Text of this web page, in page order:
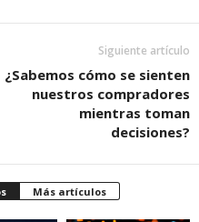
Siguiente artículo
¿Sabemos cómo se sienten
nuestros compradores
mientras toman
decisiones?
Más artículos